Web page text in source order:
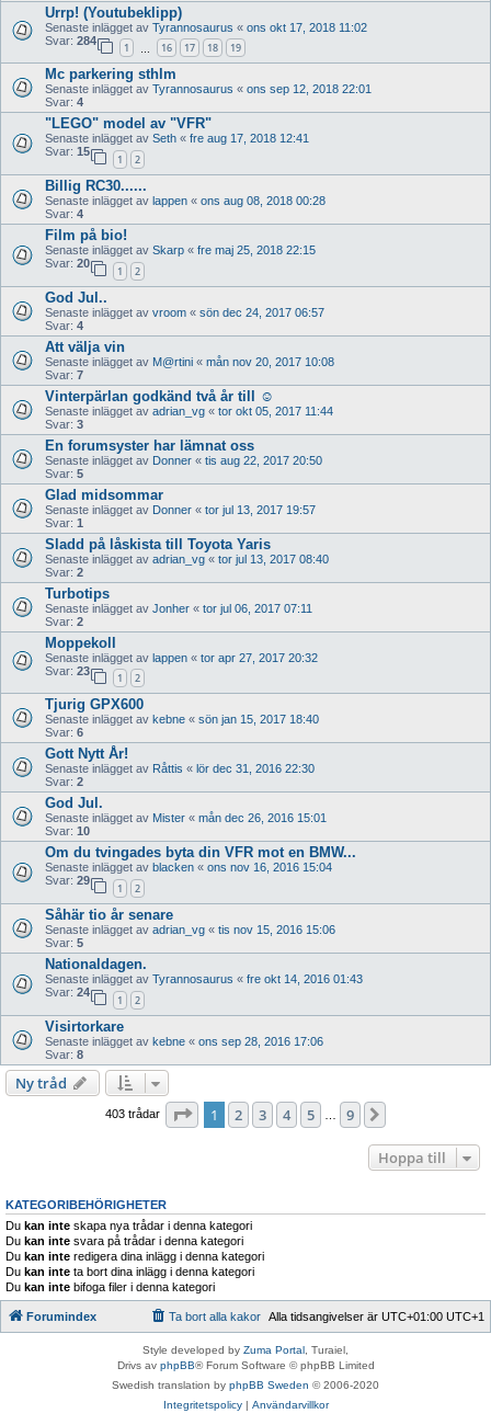
Urrp! (Youtubeklipp)
Senaste inlägget av Tyrannosaurus « ons okt 17, 2018 11:02
Svar: 284
1 16 17 18 19
Mc parkering sthlm
Senaste inlägget av Tyrannosaurus « ons sep 12, 2018 22:01
Svar: 4
"LEGO" model av "VFR"
Senaste inlägget av Seth « fre aug 17, 2018 12:41
Svar: 15
1 2
Billig RC30......
Senaste inlägget av lappen « ons aug 08, 2018 00:28
Svar: 4
Film på bio!
Senaste inlägget av Skarp « fre maj 25, 2018 22:15
Svar: 20
1 2
God Jul..
Senaste inlägget av vroom « sön dec 24, 2017 06:57
Svar: 4
Att välja vin
Senaste inlägget av M@rtini « mån nov 20, 2017 10:08
Svar: 7
Vinterpärlan godkänd två år till ☺️
Senaste inlägget av adrian_vg « tor okt 05, 2017 11:44
Svar: 3
En forumsyster har lämnat oss
Senaste inlägget av Donner « tis aug 22, 2017 20:50
Svar: 5
Glad midsommar
Senaste inlägget av Donner « tor jul 13, 2017 19:57
Svar: 1
Sladd på låskista till Toyota Yaris
Senaste inlägget av adrian_vg « tor jul 13, 2017 08:40
Svar: 2
Turbotips
Senaste inlägget av Jonher « tor jul 06, 2017 07:11
Svar: 2
Moppekoll
Senaste inlägget av lappen « tor apr 27, 2017 20:32
Svar: 23
1 2
Tjurig GPX600
Senaste inlägget av kebne « sön jan 15, 2017 18:40
Svar: 6
Gott Nytt År!
Senaste inlägget av Råttis « lör dec 31, 2016 22:30
Svar: 2
God Jul.
Senaste inlägget av Mister « mån dec 26, 2016 15:01
Svar: 10
Om du tvingades byta din VFR mot en BMW...
Senaste inlägget av blacken « ons nov 16, 2016 15:04
Svar: 29
1 2
Såhär tio år senare
Senaste inlägget av adrian_vg « tis nov 15, 2016 15:06
Svar: 5
Nationaldagen.
Senaste inlägget av Tyrannosaurus « fre okt 14, 2016 01:43
Svar: 24
1 2
Visirtorkare
Senaste inlägget av kebne « ons sep 28, 2016 17:06
Svar: 8
Ny tråd
403 trådar Sida av 9
1 2 3 4 5 9
Hoppa till
KATEGORIBEHÖRIGHETER
Du kan inte skapa nya trådar i denna kategori
Du kan inte svara på trådar i denna kategori
Du kan inte redigera dina inlägg i denna kategori
Du kan inte ta bort dina inlägg i denna kategori
Du kan inte bifoga filer i denna kategori
Forumindex Alla tidsangivelser är UTC+01:00 UTC+1
Ta bort alla kakor
Style developed by Zuma Portal , Turaiel,
Drivs av phpBB® Forum Software © phpBB Limited
Swedish translation by phpBB Sweden © 2006-2020
Integritetspolicy| Användarvillkor